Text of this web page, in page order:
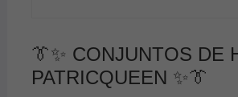
👔✨ CONJUNTOS DE
PATRICQUEEN ✨👔